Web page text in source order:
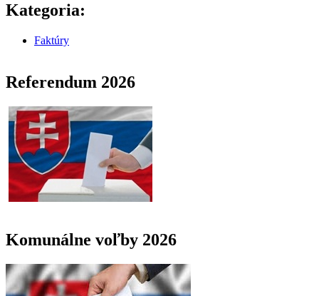
Kategoria:
Faktúry
Referendum 2026
Komunálne voľby 2026